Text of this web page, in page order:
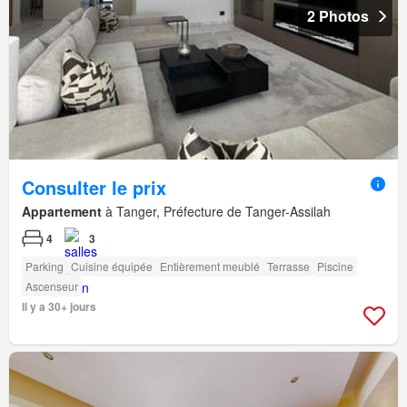
2 Photos
Consulter le prix
Appartement à Tanger, Préfecture de Tanger-Assilah
4 3
Parking Cuisine équipée Entièrement meublé Terrasse Piscine
Ascenseur
Il y a 30+ jours